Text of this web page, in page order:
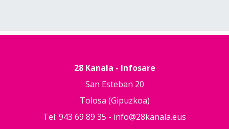
28 Kanala - Infosare
San Esteban 20
Tolosa (Gipuzkoa)
Tel: 943 69 89 35 - info@28kanala.eus